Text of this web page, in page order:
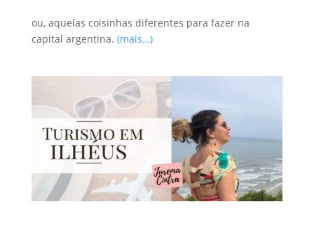
ou, aquelas coisinhas diferentes para fazer na
capital argentina. (mais…)